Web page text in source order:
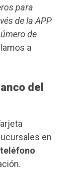
para
de la APP
de
a
del
en